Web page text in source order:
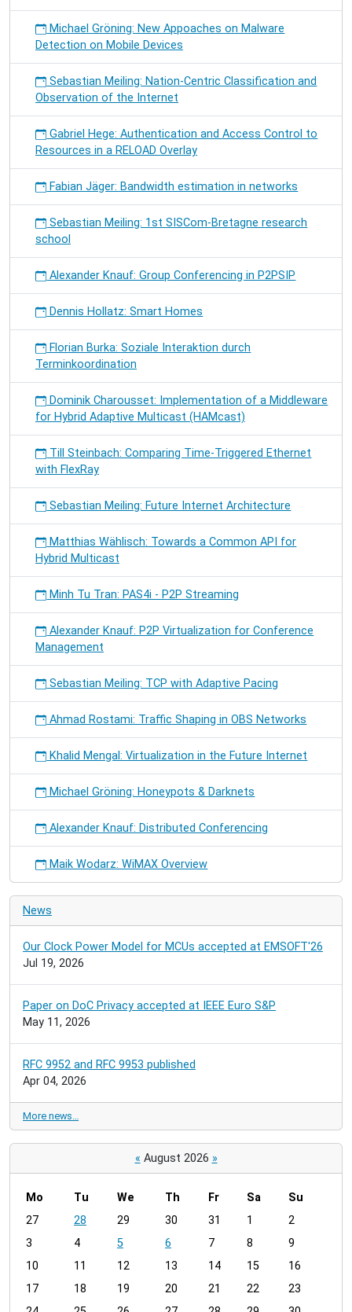
Michael Gröning: New Appoaches on Malware
Detection on Mobile Devices
Sebastian Meiling: Nation-Centric Classification and
Observation of the Internet
Gabriel Hege: Authentication and Access Control to
Resources in a RELOAD Overlay
Fabian Jäger: Bandwidth estimation in networks
Sebastian Meiling: 1st SISCom-Bretagne research
school
Alexander Knauf: Group Conferencing in P2PSIP
Dennis Hollatz: Smart Homes
Florian Burka: Soziale Interaktion durch
Terminkoordination
Dominik Charousset: Implementation of a Middleware
for Hybrid Adaptive Multicast (HAMcast)
Till Steinbach: Comparing Time-Triggered Ethernet
with FlexRay
Sebastian Meiling: Future Internet Architecture
Matthias Wählisch: Towards a Common API for
Hybrid Multicast
Minh Tu Tran: PAS4i - P2P Streaming
Alexander Knauf: P2P Virtualization for Conference
Management
Sebastian Meiling: TCP with Adaptive Pacing
Ahmad Rostami: Traffic Shaping in OBS Networks
Khalid Mengal: Virtualization in the Future Internet
Michael Gröning: Honeypots & Darknets
Alexander Knauf: Distributed Conferencing
Maik Wodarz: WiMAX Overview
News
Our Clock Power Model for MCUs accepted at EMSOFT'26
Jul 19, 2026
Paper on DoC Privacy accepted at IEEE Euro S&P
May 11, 2026
RFC 9952 and RFC 9953 published
Apr 04, 2026
More news…
« August 2026 »
m
n
h
Mo Tu We Th Fr Sa
Su
27
28 29 30 31 1
2
3
4 5 6 7 8
9
10
11 12 13 14 15
16
17
18 19 20 21 22
23